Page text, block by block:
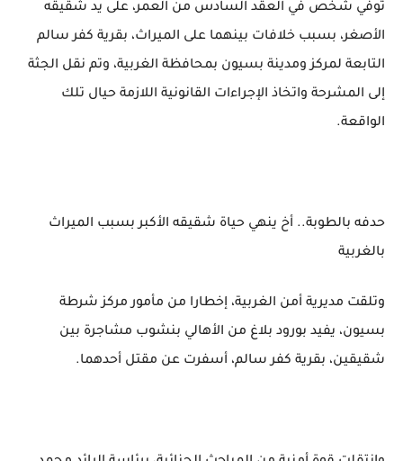
توفي شخص في العقد السادس من العمر، على يد شقيقه
الأصغر، بسبب خلافات بينهما على الميراث، بقرية كفر سالم
التابعة لمركز ومدينة بسيون بمحافظة الغربية، وتم نقل الجثة
إلى المشرحة واتخاذ الإجراءات القانونية اللازمة حيال تلك
الواقعة.
حدفه بالطوبة.. أخ ينهي حياة شقيقه الأكبر بسبب الميراث
بالغربية
وتلقت مديرية أمن الغربية، إخطارا من مأمور مركز شرطة
بسيون، يفيد بورود بلاغ من الأهالي بنشوب مشاجرة بين
شقيقين، بقرية كفر سالم، أسفرت عن مقتل أحدهما.